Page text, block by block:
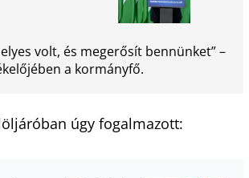
volt, és megerősít bennünket” –
a kormányfő.
úgy fogalmazott: